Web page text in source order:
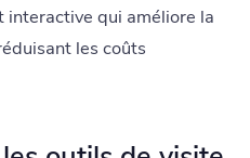
qui améliore la
les coûts